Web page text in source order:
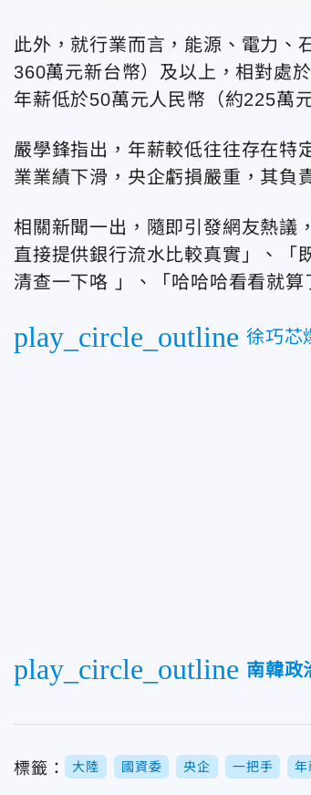
此外，就行業而言，能源、電力、
360萬元新台幣）及以上，相對處
年薪低於50萬元人民幣（約225萬
嚴學鋒指出，年薪較低往往存在特
業業績下滑，央企虧損嚴重，其負
相關新聞一出，隨即引發網友熱議
直接提供銀行流水比較真實」、「​
清查一下咯 」、「哈哈哈看看就算
play_circle_outline 徐巧芯
play_circle_outline 南韓政
標籤： 大陸 國資委 央企 一把手 年